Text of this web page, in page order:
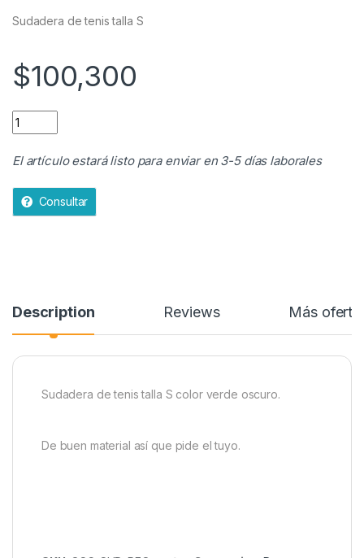
e
Sudadera de tenis talla S
$100,300
SUDADERA DE TENIS quantity
El artículo estará listo para enviar en 3-5 días laborales
Consultar
Description Reviews Más
Sudadera de tenis talla S color verde oscuro.
De buen material así que pide el tuyo.